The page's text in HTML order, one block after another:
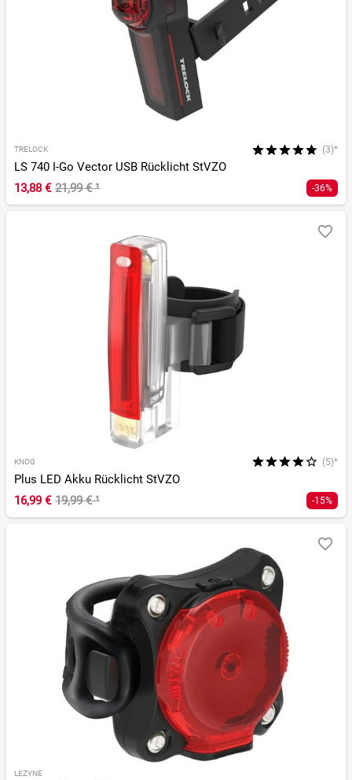
TRELOCK (3)*
LS 740 I-Go Vector USB Rücklicht StVZO
13,88 € 21,99 €¹ -36%
KNOG (5)*
Plus LED Akku Rücklicht StVZO
16,99 € 19,99 €¹ -15%
LEZYNE